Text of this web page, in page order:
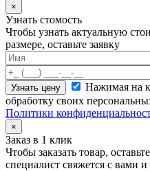
×
Узнать стомость
Чтобы узнать актуальную
размере, оставьте заявку
Нажимая на
обработку своих
Политики
×
Заказ в 1 клик
Чтобы заказать товар,
специалист свяжется с вами